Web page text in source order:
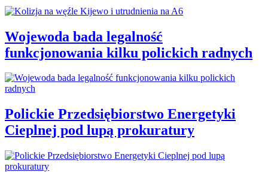
Wojewoda bada legalność
funkcjonowania kilku polickich radnych
Polickie Przedsiębiorstwo Energetyki
Cieplnej pod lupą prokuratury